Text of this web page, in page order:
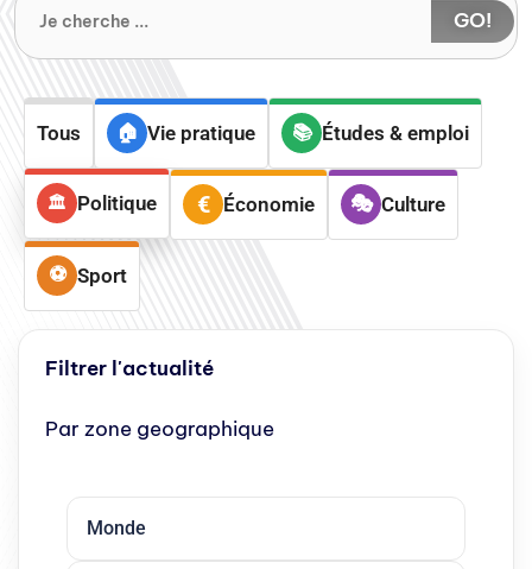
GO!
Tous Vie pratique Études & emploi
Politique Économie Culture
Sport
Filtrer l'actualité
Par zone geographique
Monde